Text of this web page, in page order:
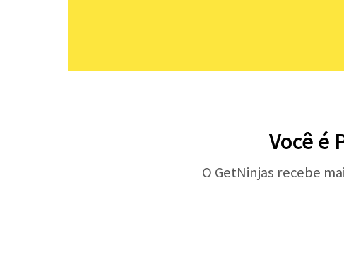
Você é
O GetNinjas recebe